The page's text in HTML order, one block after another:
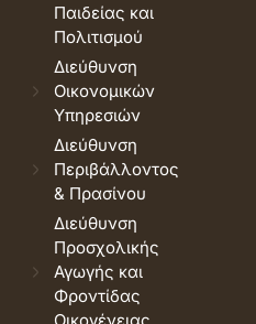
Παιδείας και
Πολιτισμού
Διεύθυνση
Οικονομικών
Υπηρεσιών
Διεύθυνση
Περιβάλλοντος
& Πρασίνου
Διεύθυνση
Προσχολικής
Αγωγής και
Φροντίδας